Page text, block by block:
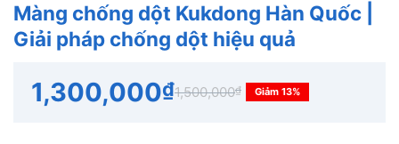
Màng chống dột Kukdong Hàn Quốc |
Giải pháp chống dột hiệu quả
1,300,000₫1,500,000₫ Giảm 13%